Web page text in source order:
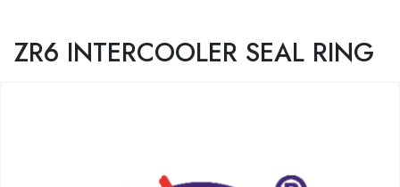
ZR6 INTERCOOLER SEAL RING